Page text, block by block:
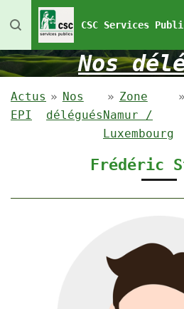
Passer
au
contenu
principal
CSC Services
Nos
Actus
EPI
» Nos
délégués
» Zone
Namur /
Luxembourg
»
Frédéric